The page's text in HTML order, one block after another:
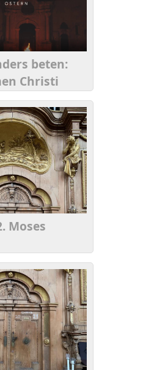
beten:
Christi
Moses